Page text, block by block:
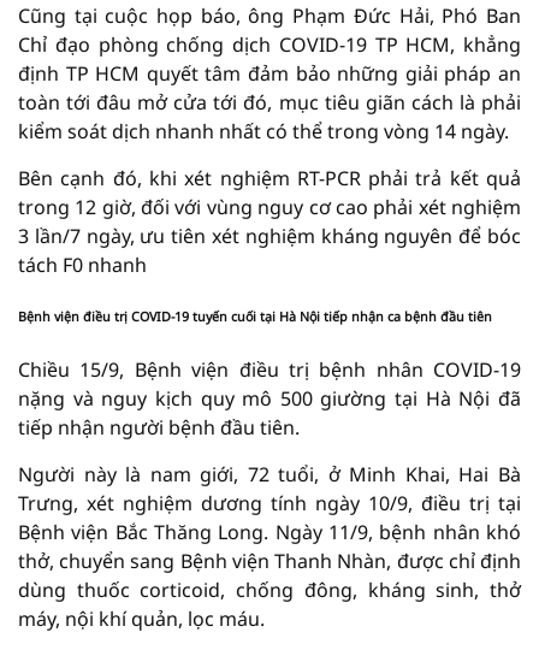
Cũng tại cuộc họp báo, ông Phạm Đức Hải, Phó Ban
Chỉ đạo phòng chống dịch COVID-19 TP HCM, khẳng
định TP HCM quyết tâm đảm bảo những giải pháp an
toàn tới đâu mở cửa tới đó, mục tiêu giãn cách là phải
kiểm soát dịch nhanh nhất có thể trong vòng 14 ngày.
Bên cạnh đó, khi xét nghiệm RT-PCR phải trả kết quả
trong 12 giờ, đối với vùng nguy cơ cao phải xét nghiệm
3 lần/7 ngày, ưu tiên xét nghiệm kháng nguyên để bóc
tách F0 nhanh
Bệnh viện điều trị COVID-19 tuyến cuối tại Hà Nội tiếp nhận ca bệnh đầu tiên
Chiều 15/9, Bệnh viện điều trị bệnh nhân COVID-19
nặng và nguy kịch quy mô 500 giường tại Hà Nội đã
tiếp nhận người bệnh đầu tiên.
Người này là nam giới, 72 tuổi, ở Minh Khai, Hai Bà
Trưng, xét nghiệm dương tính ngày 10/9, điều trị tại
Bệnh viện Bắc Thăng Long. Ngày 11/9, bệnh nhân khó
thở, chuyển sang Bệnh viện Thanh Nhàn, được chỉ định
dùng thuốc corticoid, chống đông, kháng sinh, thở
máy, nội khí quản, lọc máu.